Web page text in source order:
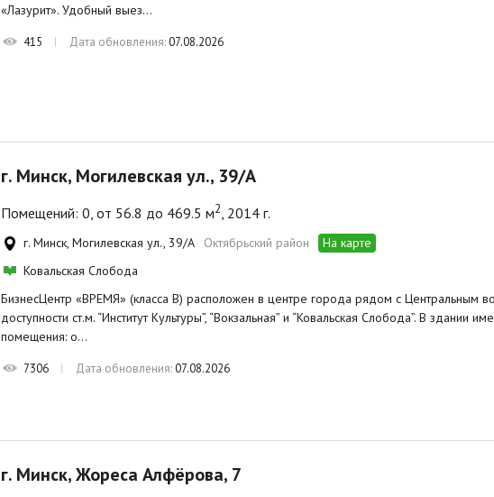
«Лазурит». Удобный выез…
415 Дата обновления:07.08.2026
г. Минск, Могилевская ул., 39/А
Помещений: 0, от 56.8 до 469.5 м2, 2014 г.
г. Минск, Могилевская ул., 39/А Октябрьский район
На карте
Ковальская Слобода
БизнесЦентр «ВРЕМЯ» (класса В) расположен в центре города рядом с Центральным
доступности ст.м. “Институт Культуры”, “Вокзальная” и “Ковальская Слобода”. В здании
помещения: о…
7306 Дата обновления:07.08.2026
г. Минск, Жореса Алфёрова, 7